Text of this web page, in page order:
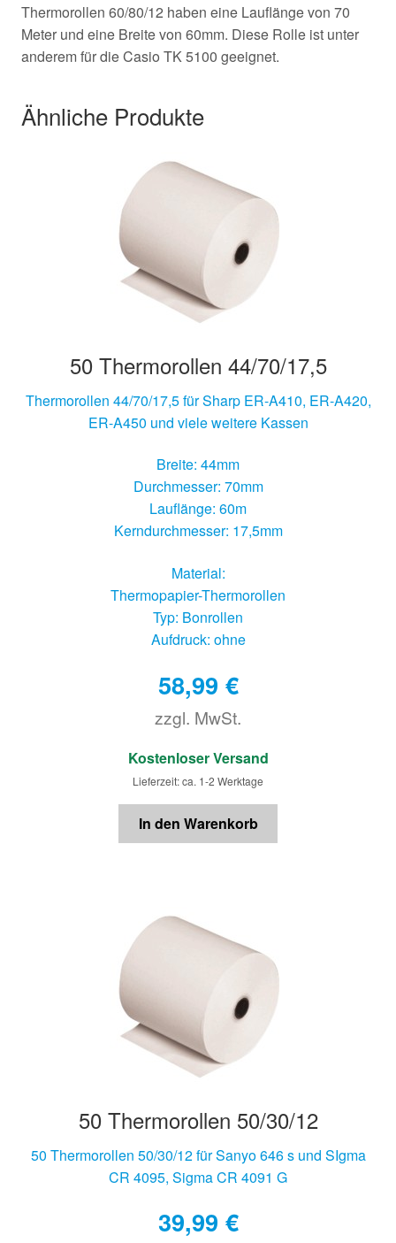
Thermorollen 60/80/12 haben eine Lauflänge von 70
Meter und eine Breite von 60mm. Diese Rolle ist unter
anderem für die Casio TK 5100 geeignet.
Ähnliche Produkte
50 Thermorollen 44/70/17,5
Thermorollen 44/70/17,5 für Sharp ER-A410, ER-A420,
ER-A450 und viele weitere Kassen
Breite: 44mm
Durchmesser: 70mm
Lauflänge: 60m
Kerndurchmesser: 17,5mm
Material:
Thermopapier-Thermorollen
Typ: Bonrollen
Aufdruck: ohne
58,99 €
zzgl. MwSt.
€
Kostenloser Versand
Lieferzeit: ca. 1-2 Werktage
In den Warenkorb
50 Thermorollen 50/30/12
50 Thermorollen 50/30/12 für Sanyo 646 s und SIgma
CR 4095, Sigma CR 4091 G
39,99 €